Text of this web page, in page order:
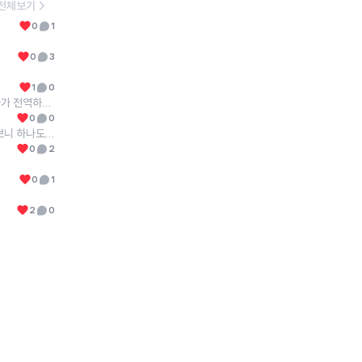
체보기
0 1
0 3
1 0
0 0
0 2
0 1
2 0